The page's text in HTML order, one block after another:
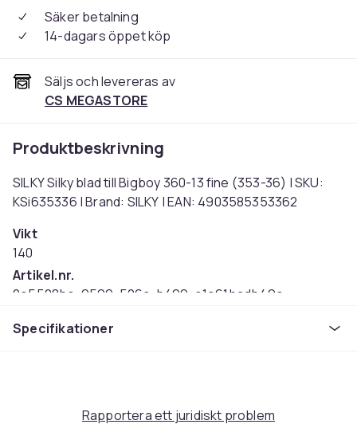
Säker betalning
14-dagars öppet köp
Säljs och levereras av
CS MEGASTORE
Produktbeskrivning
SILKY Silky blad till Bigboy 360-13 fine (353-36) | SKU:
KSi635336 | Brand: SILKY | EAN: 4903585353362
Vikt
140
Artikel.nr.
0e5508be-9599-526c-b499-e1e61badb49e
Produktsäkerhetsinformation
Specifikationer
Rapportera ett juridiskt problem